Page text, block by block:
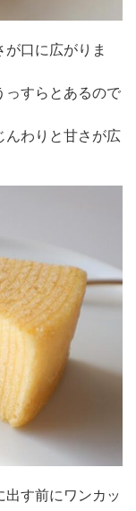
口に広がりま
っすらとあるので
んわりと甘さが広
す前にワンカッ